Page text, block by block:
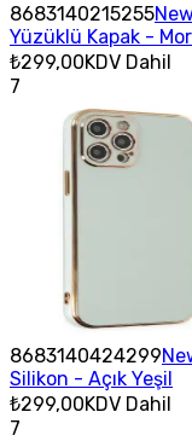
8683140215255
Yüzüklü Kapak - Mor
₺299,00KDV Dahil
7
8683140424299
Silikon - Açık Yeşil
₺299,00KDV Dahil
7